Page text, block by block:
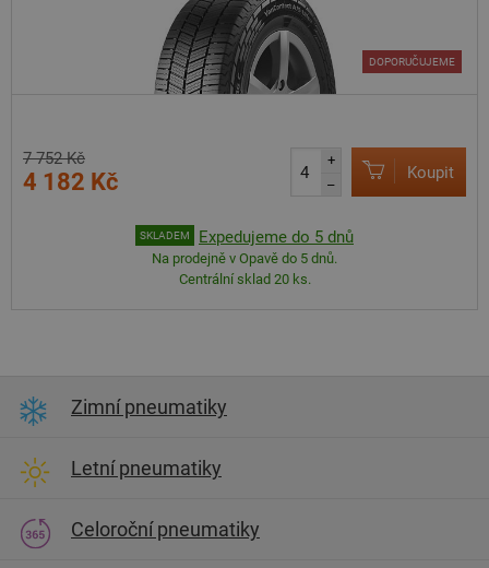
DOPORUČUJEME
7 752 Kč
4 182 Kč
+
–
Koupit
SKLADEM Expedujeme do 5 dnů
Na prodejně v Opavě do 5 dnů.
Centrální sklad 20 ks.
Zimní pneumatiky
Letní pneumatiky
Celoroční pneumatiky